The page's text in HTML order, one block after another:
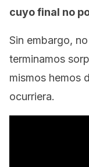
cuyo final no
Sin embargo,
terminamos
mismos hemos
ocurriera.